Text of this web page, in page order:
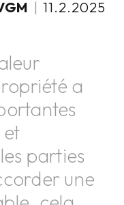
| 11.2.2025
a
parties
une